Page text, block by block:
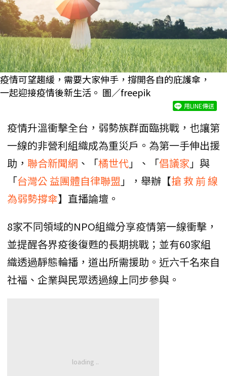
疫情可望趨緩，需要大家伸手，撐開各自的庇護傘，
一起迎接疫情後新生活。 圖／freepik
用LINE傳送
疫情升溫衝擊全台，弱勢族群面臨挑戰，也讓第
一線的非營利組織成為重災戶。為第一手伸出援
助， 聯合新聞網 、「橘世代」、「倡議家 」與
「台灣公 益團體自律聯盟 」，舉辦【搶 救 前 線
為弱勢撐傘】直播論壇。
8家不同領域的NPO組織分享疫情第一線衝擊，
並提醒各界疫後復甦的長期挑戰；並有60家組
織透過靜態輪播，道出所需援助。近六千名來自
社福、企業與民眾透過線上同步參與。